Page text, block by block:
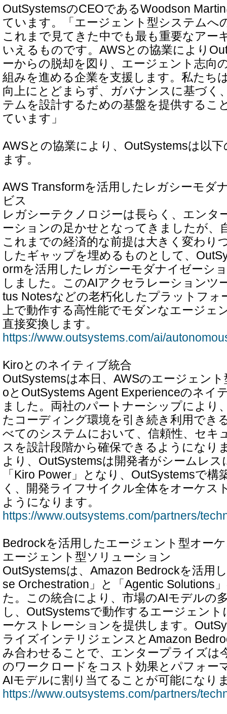
OutSystemsのCEOであるWoodson
ています。「エージェント型システムへ
これまで見てきた中でも最も重要なアー
いえるものです。AWSとの協業により
ーからの脱却を図り、エージェント志向
組みを進める企業を支援します。私たち
向上にとどまらず、ガバナンスに基づく
テムを設計するための基盤を提供するこ
ています」
AWSとの協業により、OutSystemsは以
ます。
AWS Transformを活用したレガシーモダ
ビス
レガシーテクノロジーは長らく、エンタ
ーションの足かせとなってきましたが、
これまでの経済的な前提は大きく変わり
したギャップを埋めるものとして、
ormを活用したレガシーモダナイゼーシ
しました。このAIアクセラレーションツ
tus Notesなどの老朽化したプラットフォ
上で動作する高性能でモダンなエージェ
直接変換します。
https://www.outsystems.com/ai/
Kiroとのネイティブ統合
OutSystemsは本日、AWSのエージェン
oとOutSystems Agent Experienceのネイ
ました。両社のパートナーシップにより
たコーディング環境を引き続き利用でき
べてのシステムにおいて、信頼性、セキ
スを設計段階から確保できるようになり
より、OutSystemsは開発者がシームレ
「Kiro Power」となり、OutSystemsで
く、開発ライフサイクル全体をオーケス
ようになります。
https://www.outsystems.com/partners/
Bedrockを活用したエージェント型オー
エージェント型ソリューション
OutSystemsは、Amazon Bedrockを活用
se Orchestration」と「Agentic Solutions
た。この統合により、市場のAIモデルの
し、OutSystemsで動作するエージェン
ーケストレーションを提供します。
ライズインテリジェンスとAmazon
み合わせることで、エンタープライズは
のワークロードをコスト効果とパフォー
AIモデルに割り当てることが可能になり
https://www.outsystems.com/partners/